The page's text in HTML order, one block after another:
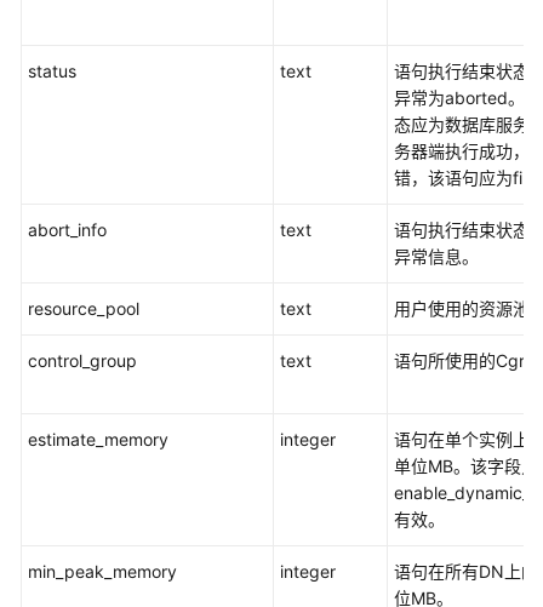
DWS
库
象
法
status text
语句执行结束状态
异常为aborted。
态应为数据库服务
务器端执行成功，
错，该语句应为
abort_info text
语句执行结束状态
异常信息。
resource_pool text 用户使用的资源池
control_group text 语句所使用的
estimate_memory integer
语句在单个实例上
单位MB。该字段只
有效。
min_peak_memory integer
语句在所有DN上
位MB。